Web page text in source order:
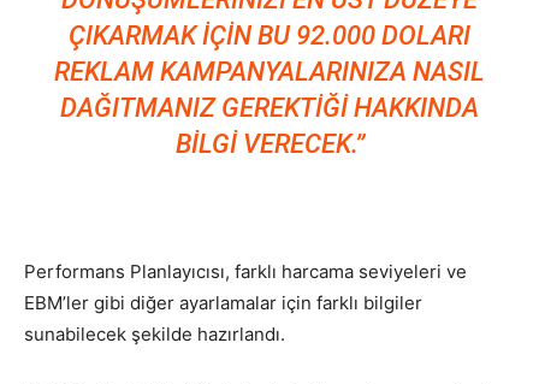
ÇIKARMAK IÇIN BU 92.000 DOLARI
REKLAM KAMPANYALARINIZA NASIL
DAĞITMANIZ GEREKTIĞI HAKKINDA
BILGI VERECEK.”
Performans Planlayıcısı, farklı harcama seviyeleri ve
EBM’ler gibi diğer ayarlamalar için farklı bilgiler
sunabilecek şekilde hazırlandı.